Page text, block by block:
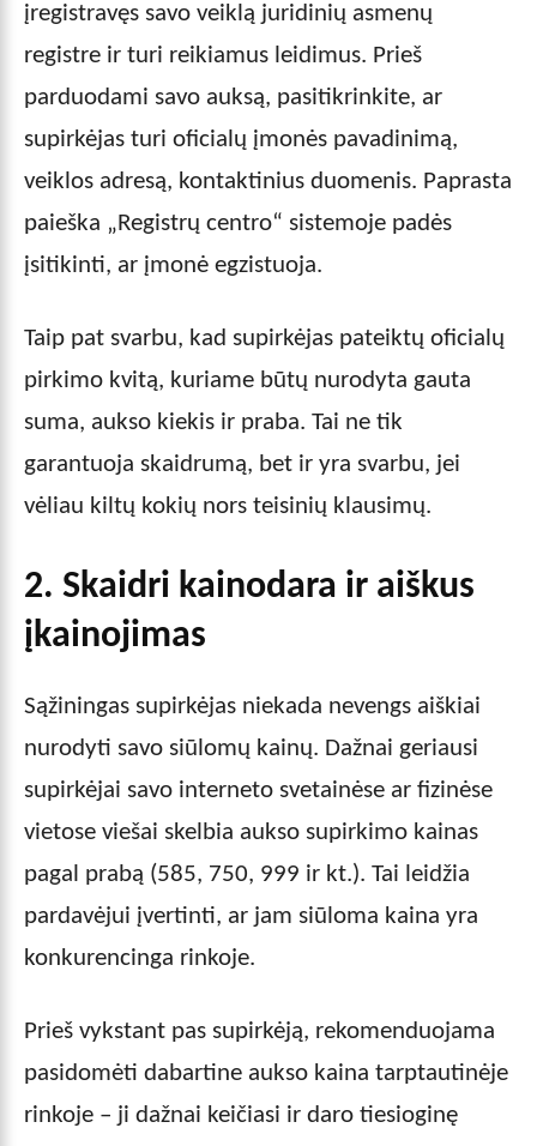
įregistravęs savo veiklą juridinių asmenų
registre ir turi reikiamus leidimus. Prieš
parduodami savo auksą, pasitikrinkite, ar
supirkėjas turi oficialų įmonės pavadinimą,
veiklos adresą, kontaktinius duomenis. Paprasta
paieška „Registrų centro“ sistemoje padės
įsitikinti, ar įmonė egzistuoja.
Taip pat svarbu, kad supirkėjas pateiktų oficialų
pirkimo kvitą, kuriame būtų nurodyta gauta
suma, aukso kiekis ir praba. Tai ne tik
garantuoja skaidrumą, bet ir yra svarbu, jei
vėliau kiltų kokių nors teisinių klausimų.
2. Skaidri kainodara ir aiškus
įkainojimas
Sąžiningas supirkėjas niekada nevengs aiškiai
nurodyti savo siūlomų kainų. Dažnai geriausi
supirkėjai savo interneto svetainėse ar fizinėse
vietose viešai skelbia aukso supirkimo kainas
pagal prabą (585, 750, 999 ir kt.). Tai leidžia
pardavėjui įvertinti, ar jam siūloma kaina yra
konkurencinga rinkoje.
Prieš vykstant pas supirkėją, rekomenduojama
pasidomėti dabartine aukso kaina tarptautinėje
rinkoje – ji dažnai keičiasi ir daro tiesioginę